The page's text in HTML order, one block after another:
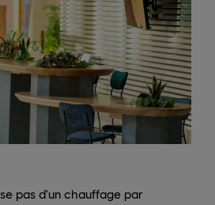
pas d'un chauffage par